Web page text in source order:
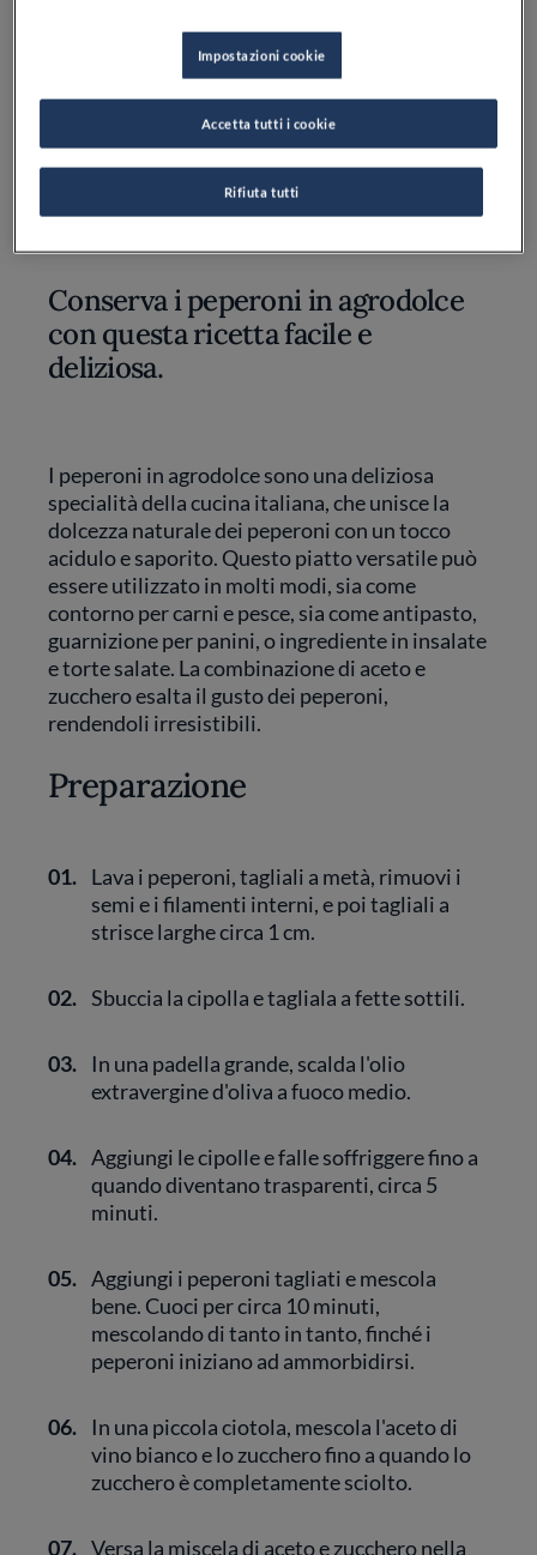
Capperi: 1 cucchiaio
Sale: q.b.
Pepe: q.b.
Conserva i peperoni in agrodolce
con questa ricetta facile e
deliziosa.
I peperoni in agrodolce sono una deliziosa
specialità della cucina italiana, che unisce la
dolcezza naturale dei peperoni con un tocco
acidulo e saporito. Questo piatto versatile può
essere utilizzato in molti modi, sia come
contorno per carni e pesce, sia come antipasto,
guarnizione per panini, o ingrediente in insalate
e torte salate. La combinazione di aceto e
zucchero esalta il gusto dei peperoni,
rendendoli irresistibili.
Preparazione
01. Lava i peperoni, tagliali a metà, rimuovi i
semi e i filamenti interni, e poi tagliali a
strisce larghe circa 1 cm.
02. Sbuccia la cipolla e tagliala a fette sottili.
03.
In una padella grande, scalda l'olio
extravergine d'oliva a fuoco medio.
04. Aggiungi le cipolle e falle soffriggere fino a
quando diventano trasparenti, circa 5
minuti.
05. Aggiungi i peperoni tagliati e mescola
bene. Cuoci per circa 10 minuti,
mescolando di tanto in tanto, finché i
peperoni iniziano ad ammorbidirsi.
06.
In una piccola ciotola, mescola l'aceto di
vino bianco e lo zucchero fino a quando lo
zucchero è completamente sciolto.
07. Versa la miscela di aceto e zucchero nella
Impostazioni cookie
Rifiuta tutti
Accetta tutti i cookie